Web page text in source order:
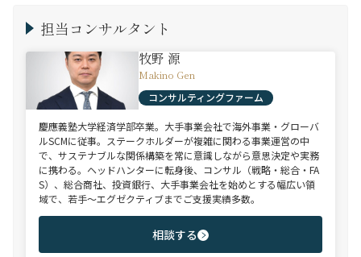
担当コンサルタント
牧野 源
Makino Gen
コンサルティングファーム
慶應義塾大学経済学部卒業。大手事業会社で海外事業・グローバ
ルSCMに従事。ステークホルダーが複雑に関わる事業運営の中
で、サステナブルな関係構築を常に意識しながら意思決定や実務
に携わる。ヘッドハンターに転身後、コンサル（戦略・総合・FA
S）、総合商社、投資銀行、大手事業会社を始めとする幅広い領
域で、若手～エグゼクティブまでご支援実績多数。
相談する